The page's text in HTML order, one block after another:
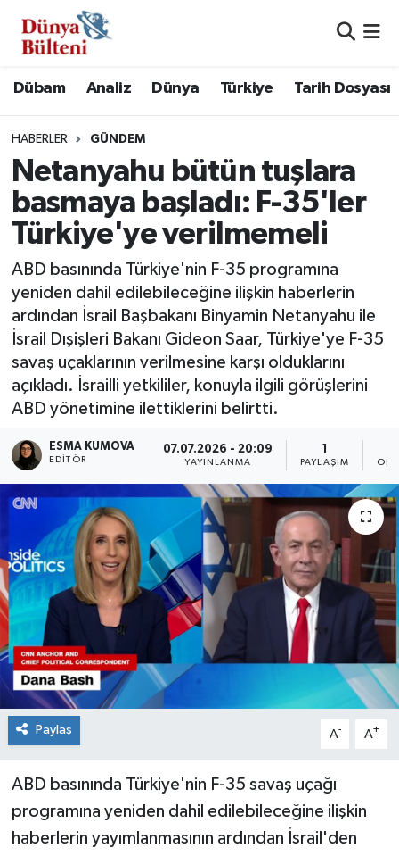
Dübam Analiz Dünya Türkiye Tarih Dosyası
HABERLER GÜNDEM
Netanyahu bütün tuşlara
basmaya başladı: F-35'ler
Türkiye'ye verilmemeli
ABD basınında Türkiye'nin F-35 programına
yeniden dahil edilebileceğine ilişkin haberlerin
ardından İsrail Başbakanı Binyamin Netanyahu ile
İsrail Dışişleri Bakanı Gideon Saar, Türkiye'ye F-35
savaş uçaklarının verilmesine karşı olduklarını
açıkladı. İsrailli yetkililer, konuyla ilgili görüşlerini
ABD yönetimine ilettiklerini belirtti.
ESMA KUMOVA
EDITÖR
07.07.2026 - 20:09
YAYINLANMA
1
PAYLAŞIM
Paylaş A- A+
ABD basınında Türkiye'nin F-35 savaş uçağı
programına yeniden dahil edilebileceğine ilişkin
haberlerin yayımlanmasının ardından İsrail'den
Hava Durumu
Namaz Vakitleri
Trafik Durumu
Süper Lig Puan Durumu ve Fikstür
Tüm Manşetler
Son Dakika Haberleri
Haber Arşivi